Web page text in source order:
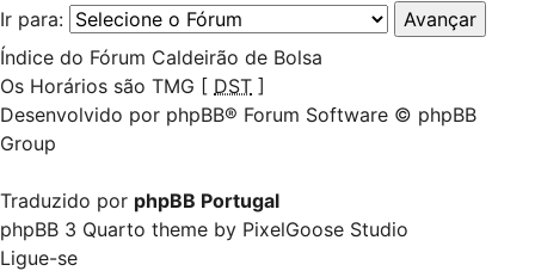
Ir para:
Índice do Fórum Caldeirão de Bolsa
Os Horários são TMG [ DST ]
Desenvolvido por phpBB® Forum Software © phpBB
Group
Traduzido por phpBB Portugal
phpBB 3 Quarto theme by PixelGoose Studio
Ligue-se